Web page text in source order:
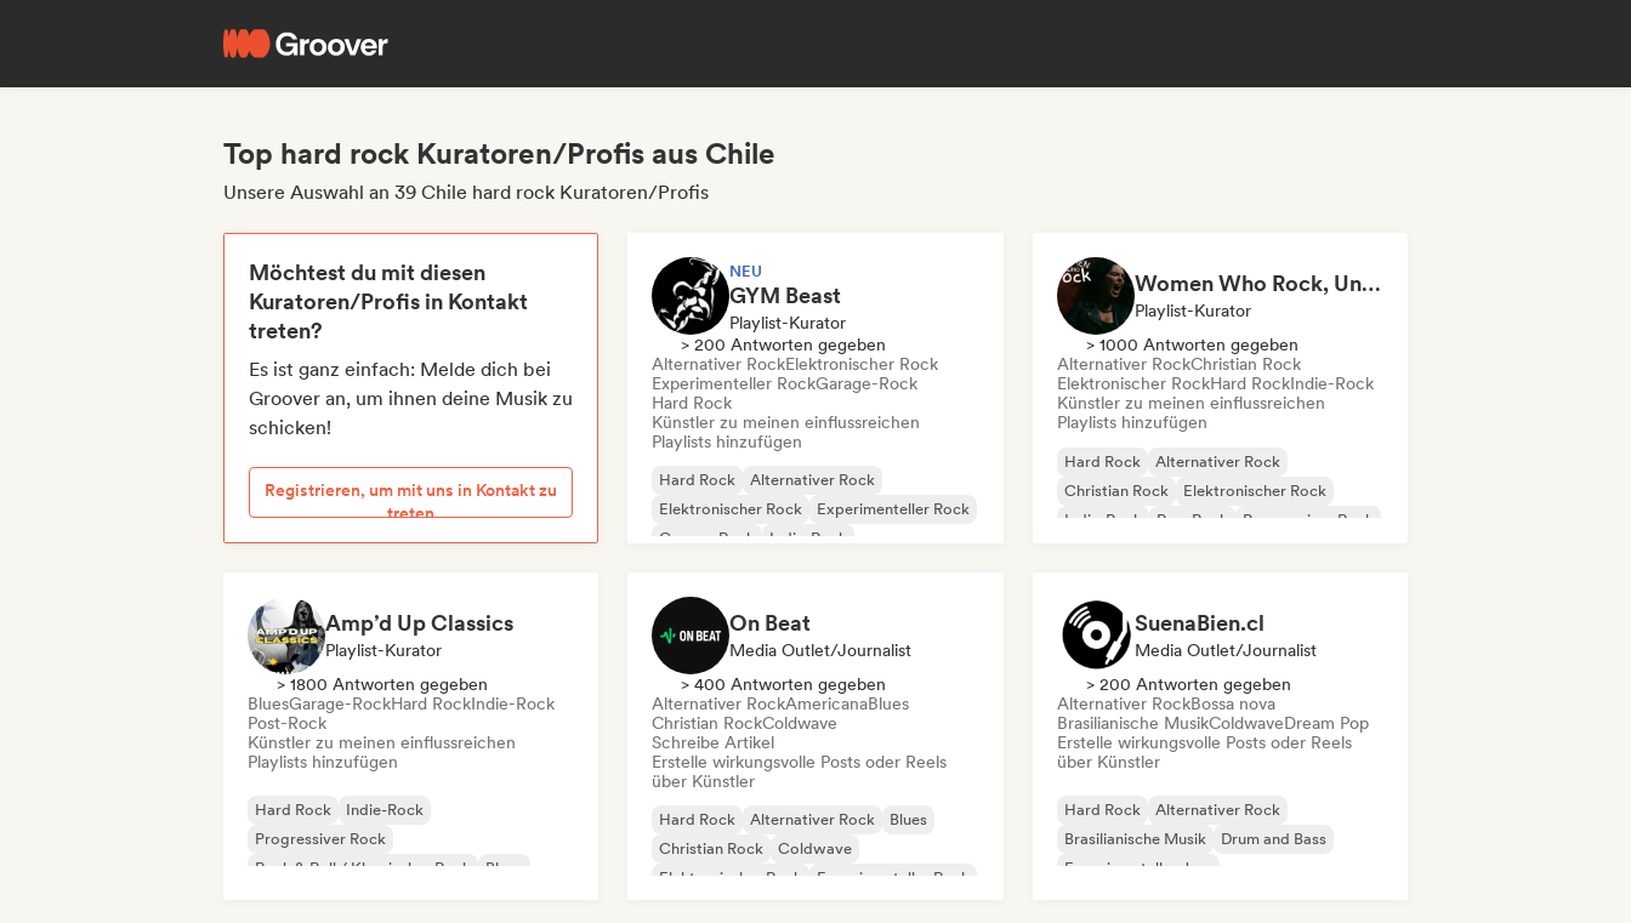
Top hard rock Kuratoren/Profis aus Chile
Unsere Auswahl an 39 Chile hard rock Kuratoren/Profis
Möchtest du mit diesen
Kuratoren/Profis in Kontakt
treten?
Es ist ganz einfach: Melde dich bei
Groover an, um ihnen deine Musik zu
schicken!
Registrieren, um mit uns in Kontakt zu
treten
NEU
GYM Beast
Playlist-Kurator
> 200 Antworten gegeben
Alternativer RockElektronischer Rock
Experimenteller RockGarage-Rock
Hard Rock
Künstler zu meinen einflussreichen
Playlists hinzufügen
Hard Rock
Alternativer Rock
Elektronischer Rock
Experimenteller Rock
Garage-Rock
Indie-Rock
Women Who Rock, Unapologetically
Playlist-Kurator
> 1000 Antworten gegeben
Alternativer RockChristian Rock
Elektronischer RockHard RockIndie-Rock
Künstler zu meinen einflussreichen
Playlists hinzufügen
Hard Rock
Alternativer Rock
Christian Rock
Elektronischer Rock
Indie-Rock
Pop-Rock
Progressiver Rock
Amp’d Up Classics
Playlist-Kurator
> 1800 Antworten gegeben
BluesGarage-RockHard RockIndie-Rock
Post-Rock
Künstler zu meinen einflussreichen
Playlists hinzufügen
Hard Rock
Indie-Rock
Progressiver Rock
Rock & Roll / Klassischer Rock
Blues
On Beat
Media Outlet/Journalist
> 400 Antworten gegeben
Alternativer RockAmericanaBlues
Christian RockColdwave
Schreibe Artikel
Erstelle wirkungsvolle Posts oder Reels
über Künstler
Hard Rock Alternativer Rock
Blues
Christian Rock
Coldwave
Elektronischer Rock
Experimenteller Rock
SuenaBien.cl
Media Outlet/Journalist
> 200 Antworten gegeben
Alternativer RockBossa nova
Brasilianische MusikColdwaveDream Pop
Erstelle wirkungsvolle Posts oder Reels
über Künstler
Hard Rock
Alternativer Rock
Brasilianische Musik
Drum and Bass
Experimenteller Jazz